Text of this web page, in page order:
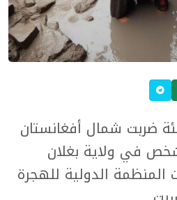
ضربت شمال أفغانستان
أكثر من 200 شخص في ولاية بغلان
الدولية للهجرة